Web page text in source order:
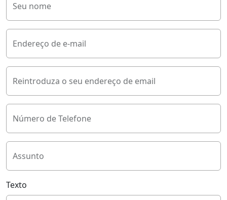
Seu nome
Endereço de e-mail
Reintroduza o seu endereço de email
Número de Telefone
Assunto
Texto